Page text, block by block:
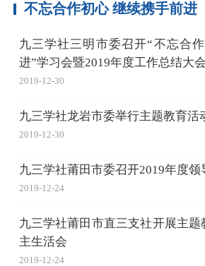
不忘合作初心 继续携手前进
九三学社三明市委召开“不忘合
进”学习会暨2019年度工作总结大会
2019-12-30
九三学社龙岩市委举行主题教育活
2019-12-30
九三学社莆田市委召开2019年度
2019-12-24
九三学社莆田市直三支社开展主题
主生活会
2019-12-24